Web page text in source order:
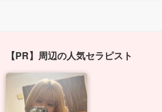
【PR】周辺の人気セラピスト